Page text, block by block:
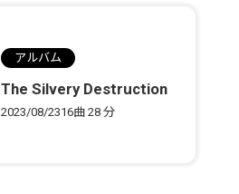
アルバム
The Silvery Destruction
2023/08/2316曲28 分